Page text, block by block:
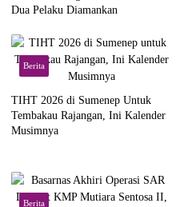
Dua Pelaku Diamankan
Berita
TIHT 2026 di Sumenep Untuk
Tembakau Rajangan, Ini Kalender
Musimnya
Berita